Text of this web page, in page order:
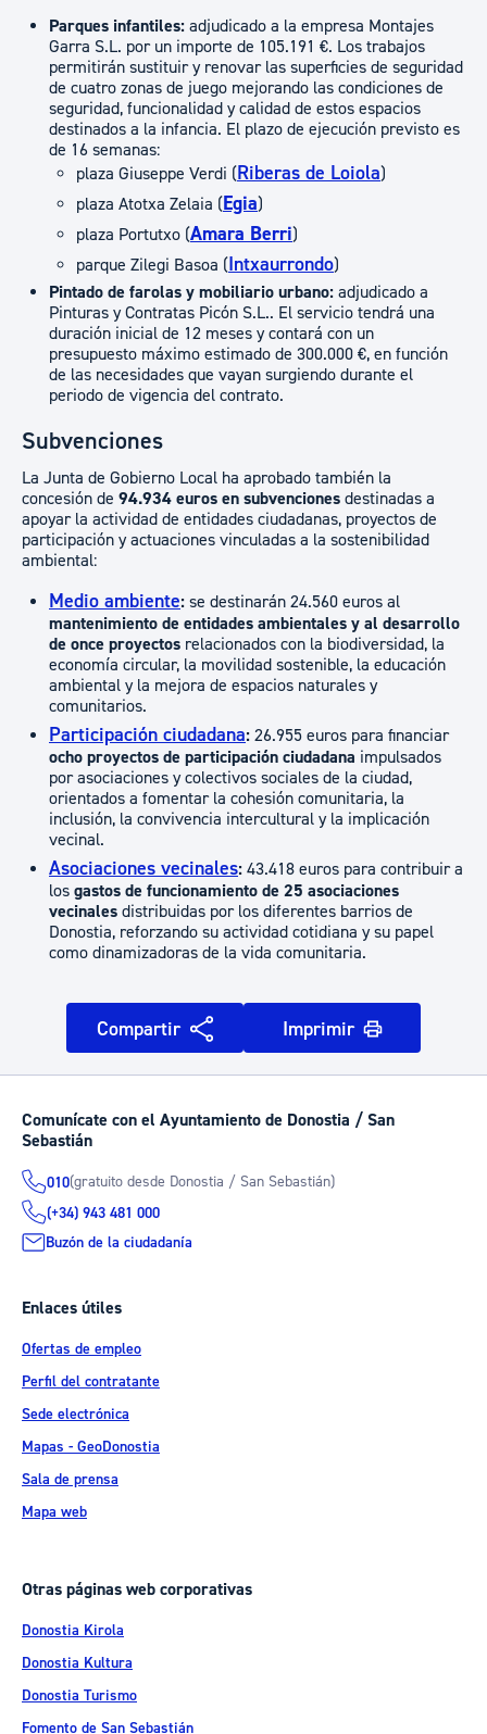
Parques infantiles: adjudicado a la empresa Montajes
Garra S.L. por un importe de 105.191 €. Los trabajos
permitirán sustituir y renovar las superficies de seguridad
de cuatro zonas de juego mejorando las condiciones de
seguridad, funcionalidad y calidad de estos espacios
destinados a la infancia. El plazo de ejecución previsto es
de 16 semanas:
plaza Giuseppe Verdi (Riberas de Loiola)
plaza Atotxa Zelaia (Egia)
plaza Portutxo (Amara Berri)
parque Zilegi Basoa (Intxaurrondo)
Pintado de farolas y mobiliario urbano: adjudicado a
Pinturas y Contratas Picón S.L.. El servicio tendrá una
duración inicial de 12 meses y contará con un
presupuesto máximo estimado de 300.000 €, en función
de las necesidades que vayan surgiendo durante el
periodo de vigencia del contrato.
Subvenciones
La Junta de Gobierno Local ha aprobado también la
concesión de 94.934 euros en subvenciones destinadas a
apoyar la actividad de entidades ciudadanas, proyectos de
participación y actuaciones vinculadas a la sostenibilidad
ambiental:
Medio ambiente: se destinarán 24.560 euros al
mantenimiento de entidades ambientales y al desarrollo
de once proyectos relacionados con la biodiversidad, la
economía circular, la movilidad sostenible, la educación
ambiental y la mejora de espacios naturales y
comunitarios.
Participación ciudadana: 26.955 euros para financiar
ocho proyectos de participación ciudadana impulsados
por asociaciones y colectivos sociales de la ciudad,
orientados a fomentar la cohesión comunitaria, la
inclusión, la convivencia intercultural y la implicación
vecinal.
Asociaciones vecinales: 43.418 euros para contribuir a
los gastos de funcionamiento de 25 asociaciones
vecinales distribuidas por los diferentes barrios de
Donostia, reforzando su actividad cotidiana y su papel
como dinamizadoras de la vida comunitaria.
Compartir Imprimir
Comunícate con el Ayuntamiento de Donostia / San
Sebastián
010(gratuito desde Donostia / San Sebastián)
(+34) 943 481 000
Buzón de la ciudadanía
Enlaces útiles
Ofertas de empleo
Perfil del contratante
Sede electrónica
Mapas - GeoDonostia
Sala de prensa
Mapa web
Otras páginas web corporativas
Donostia Kirola
Donostia Kultura
Donostia Turismo
Fomento de San Sebastián